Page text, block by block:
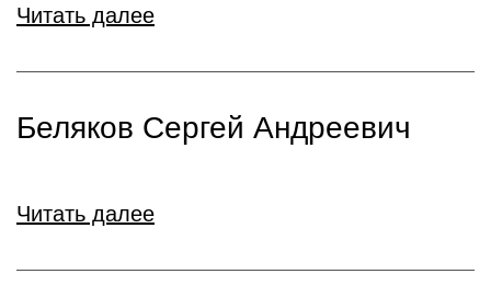
Читать далее
Беляков Сергей Андреевич
Читать далее